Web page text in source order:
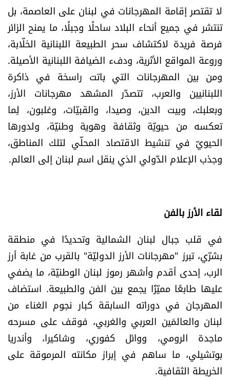
صحّة وصحن
الرياضة
منوّعات
حظّك اليوم
للتاريخ
فيديو
من نحن
للتواصل معنا
شروط الاستخدام
شروط الإشتراك
Digital solutions by
لا تقتصر إقامة المهرجانات في لبنان على العاصمة، بل
تنتشر في جميع أنحاء البلاد ساحلًا وجبلًا، ما يمنح الزائر
فرصة فريدة لاكتشاف سحر الطبيعة اللبنانية الخلّابة،
وروعة المواقع الأثرية، ودفء الضيافة اللبنانية الأصيلة.
ومن بين المهرجانات التي باتت راسخة في ذاكرة
اللبنانيين والعرب، تتصدّر المشهد مهرجانات الأرز،
وبعلبك، وبيت الدين، وصيدا، والقبيّات، وغلبون، لِما
تعكسه من حيويّة وثقافة وهوية وطنيّة، ولدورها
الحيويّ في تنشيط الاقتصاد المحلّي لتلك المناطق،
وجذب الإعلام الدّولي الذي ينقل اسم لبنان إلى العالم.
لقاء الأرز بالفن
في قلب جبال لبنان الشمالية وتحديدًا في منطقة
بشرّي، تبرز "مهرجانات الأرز الدوليّة" بالقرب من غابة أرز
الرب، إحدى أقدم وأشهر رموز لبنان الوطنيّة، ما يضفي
عليها طابعًا مميّزًا يجمع بين الفن والطبيعة. استضاف
المهرجان في دوراته السابقة كبار نجوم الغناء من
لبنان والعالمَين العربي والغربي، فوقف على مسرحه
ماجدة الرومي، ووائل كفوري، وشاكيرا، وأندريا
بوتشيلي، ما ساهم في إبراز مكانته المرموقة على
الخريطة الثقافية.